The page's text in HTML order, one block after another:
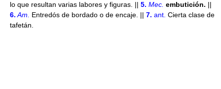
lo que resultan varias labores y figuras. || 5. Mec. embutición. ||
6. Am. Entredós de bordado o de encaje. || 7. ant. Cierta clase de
tafetán.